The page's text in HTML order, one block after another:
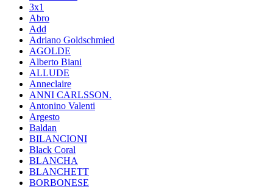
3x1
Abro
Add
Adriano Goldschmied
AGOLDE
Alberto Biani
ALLUDE
Anneclaire
ANNI CARLSSON.
Antonino Valenti
Argesto
Baldan
BILANCIONI
Black Coral
BLANCHA
BLANCHETT
BORBONESE